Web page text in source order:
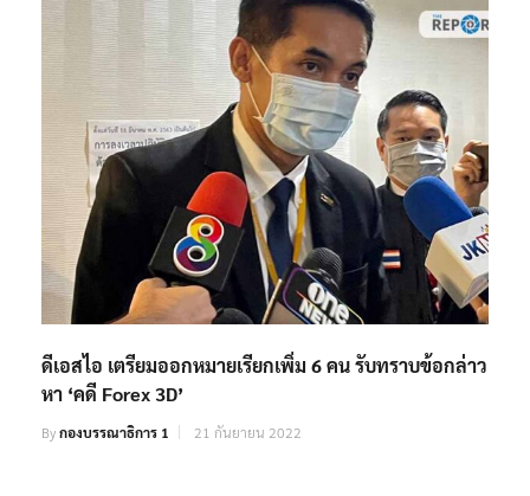
ดีเอสไอ เตรียมออกหมายเรียกเพิ่ม 6 คน รับทราบข้อกล่าว
หา ‘คดี Forex 3D’
Byกองบรรณาธิการ 1 21 กันยายน 2022